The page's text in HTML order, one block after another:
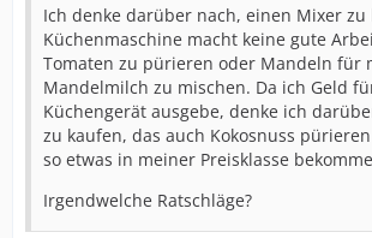
Ich denke darüber nach, einen Mixer zu
Küchenmaschine macht keine gute
Tomaten zu pürieren oder Mandeln für
Mandelmilch zu mischen. Da ich Geld
Küchengerät ausgebe, denke ich
zu kaufen, das auch Kokosnuss
so etwas in meiner Preisklasse
Irgendwelche Ratschläge?